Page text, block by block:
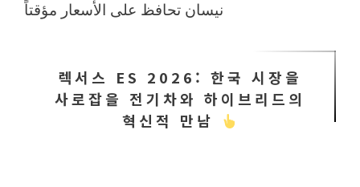
نيسان تحافظ على الأسعار مؤقتاً
렉서스 ES 2026: 한국 시장을
사로잡을 전기차와 하이브리드의
혁신적 만남